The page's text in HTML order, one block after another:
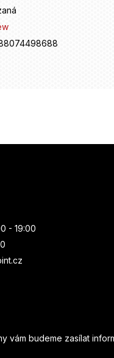
- 19:00
vám budeme zasílat